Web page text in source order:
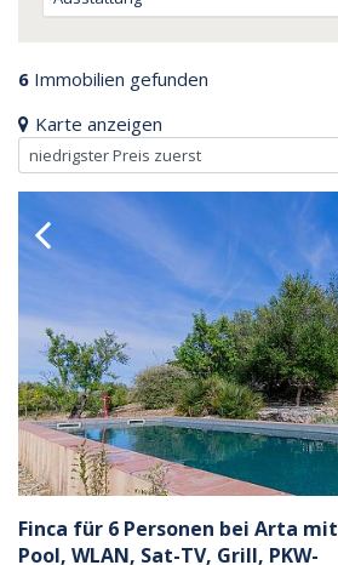
6 Immobilien gefunden
Karte anzeigen
Finca für 6 Personen bei Arta mit
Pool, WLAN, Sat-TV, Grill, PKW-